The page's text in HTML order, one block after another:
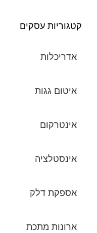
קטגוריות עסקים
אדריכלות
איטום גגות
אינטרקום
אינסטלציה
אספקת דלק
ארונות מתכת